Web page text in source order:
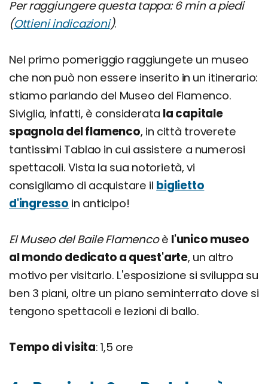
Per raggiungere questa tappa: 6 min a piedi
(Ottieni indicazioni).
Nel primo pomeriggio raggiungete un museo
che non può non essere inserito in un itinerario:
stiamo parlando del Museo del Flamenco.
Siviglia, infatti, è considerata la capitale
spagnola del flamenco, in città troverete
tantissimi Tablao in cui assistere a numerosi
spettacoli. Vista la sua notorietà, vi
consigliamo di acquistare il biglietto
d'ingresso in anticipo!
El Museo del Baile Flamencoè l'unico museo
al mondo dedicato a quest'arte, un altro
motivo per visitarlo. L'esposizione si sviluppa su
ben 3 piani, oltre un piano seminterrato dove si
tengono spettacoli e lezioni di ballo.
Tempo di visita: 1,5 ore